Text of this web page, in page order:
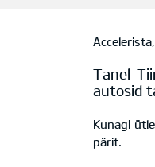
Accelerista,
Tanel
autosid
Kunagi
pärit.